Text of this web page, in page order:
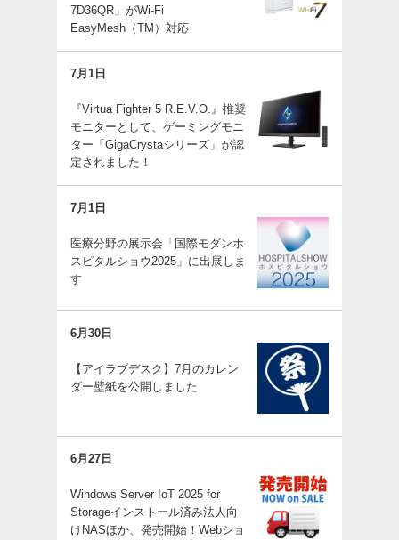
7D36QR」がWi-Fi
EasyMesh（TM）対応
7月1日
『Virtua Fighter 5 R.E.V.O.』推奨
モニターとして、ゲーミングモニ
ター「GigaCrystaシリーズ」が認
定されました！
7月1日
医療分野の展示会「国際モダンホ
スピタルショウ2025」に出展しま
す
6月30日
【アイラブデスク】7月のカレン
ダー壁紙を公開しました
6月27日
Windows Server IoT 2025 for
Storageインストール済み法人向
けNASほか、発売開始！Webショ